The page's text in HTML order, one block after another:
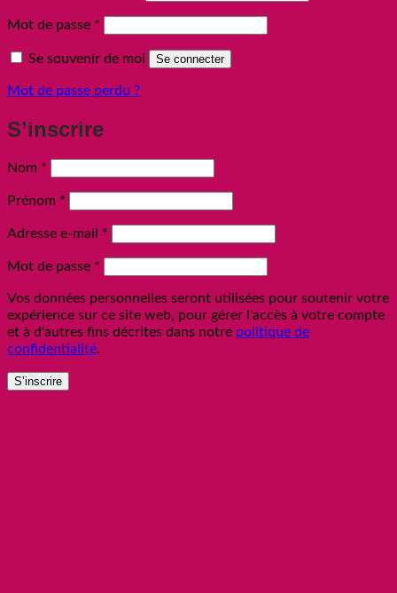
Mot de passe *
Se souvenir de moi Se connecter
Mot de passe perdu ?
S’inscrire
Nom *
Prénom *
Adresse e-mail *
Mot de passe *
Vos données personnelles seront utilisées pour soutenir votre
expérience sur ce site web, pour gérer l'accès à votre compte
et à d'autres fins décrites dans notre politique de
confidentialité.
S’inscrire